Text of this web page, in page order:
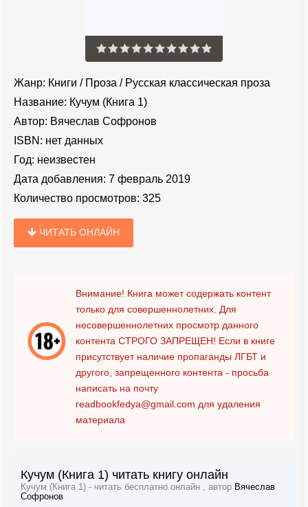
Жанр: Книги / Проза / Русская классическая проза
Название: Кучум (Книга 1)
Автор: Вячеслав Софронов
ISBN: нет данных
Год: неизвестен
Дата добавления: 7 февраль 2019
Количество просмотров: 325
ЧИТАТЬ ОНЛАЙН
Внимание! Книга может содержать контент
только для совершеннолетних. Для
несовершеннолетних просмотр данного
контента СТРОГО ЗАПРЕЩЕН! Если в книге
присутствует наличие пропаганды ЛГБТ и
другого, запрещенного контента - просьба
написать на почту
readbookfedya@gmail.com для удаления
материала
Кучум (Книга 1) читать книгу онлайн
Кучум (Книга 1) - читать бесплатно онлайн , автор Вячеслав
Софронов